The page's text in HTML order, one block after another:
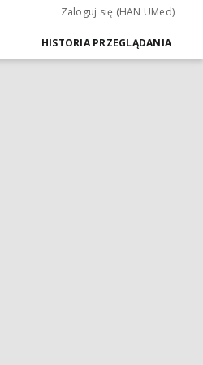
Zaloguj się (HAN UMed)
HISTORIA PRZEGLĄDANIA